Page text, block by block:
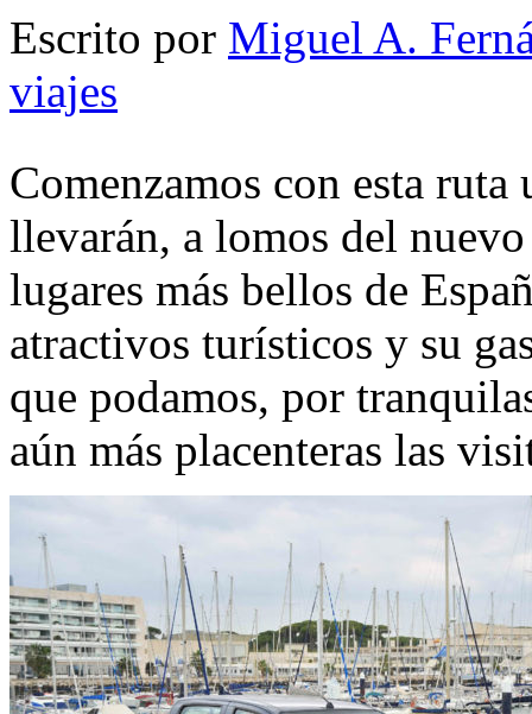
Escrito por Miguel A.
viajes
Comenzamos con esta
llevarán, a lomos del
lugares más bellos de
atractivos turísticos y su
que podamos, por
aún más placenteras las